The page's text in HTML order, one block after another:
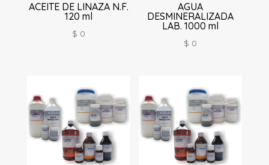
ACEITE DE LINAZA N.F.
120 ml
$ 0
AGUA
DESMINERALIZADA
LAB. 1000 ml
$ 0